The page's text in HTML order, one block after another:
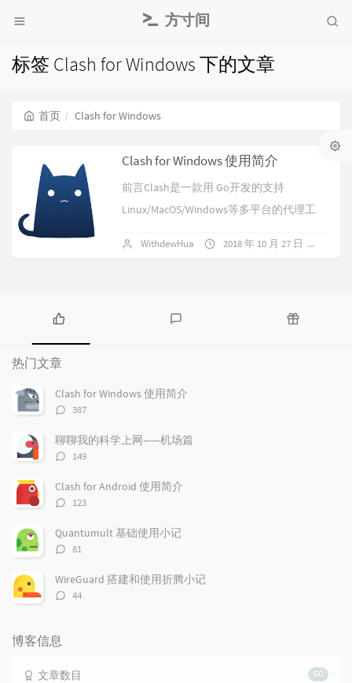
方寸间
标签 Clash for Windows 下的文章
首页 Clash for Windows
Clash for Windows 使用简介
前言Clash是一款用 Go开发的支持
Linux/MacOS/Windows等多平台的代理工
支...
WithdewHua 2018 年 10 月 27 日
热
门
文
章
论
热门文章
Clash for Windows 使用简介
评
数：
387
聊聊我的科学上网——机场篇
评
数：
149
Clash for Android 使用简介
评
数：
123
Quantumult 基础使用小记
评
数：
81
WireGuard 搭建和使用折腾小记
评
44
博客信息
60
文章数目